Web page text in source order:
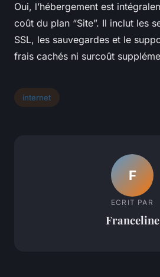
Oui, l’hébergement est
coût du plan “Site”. Il inclut les
SSL, les sauvegardes et le
frais cachés ni surcoût
internet
F
ECRIT PAR
Franceline